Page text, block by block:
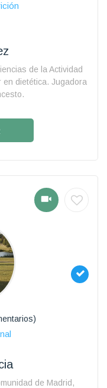
de la Actividad
dietética. Jugadora
de Madrid,